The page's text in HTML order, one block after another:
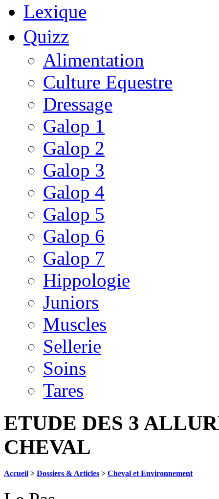
Lexique
Quizz
Alimentation
Culture Equestre
Dressage
Galop 1
Galop 2
Galop 3
Galop 4
Galop 5
Galop 6
Galop 7
Hippologie
Juniors
Muscles
Sellerie
Soins
Tares
ETUDE DES 3
CHEVAL
Accueil > Dossiers & Articles > Cheval et Environnement